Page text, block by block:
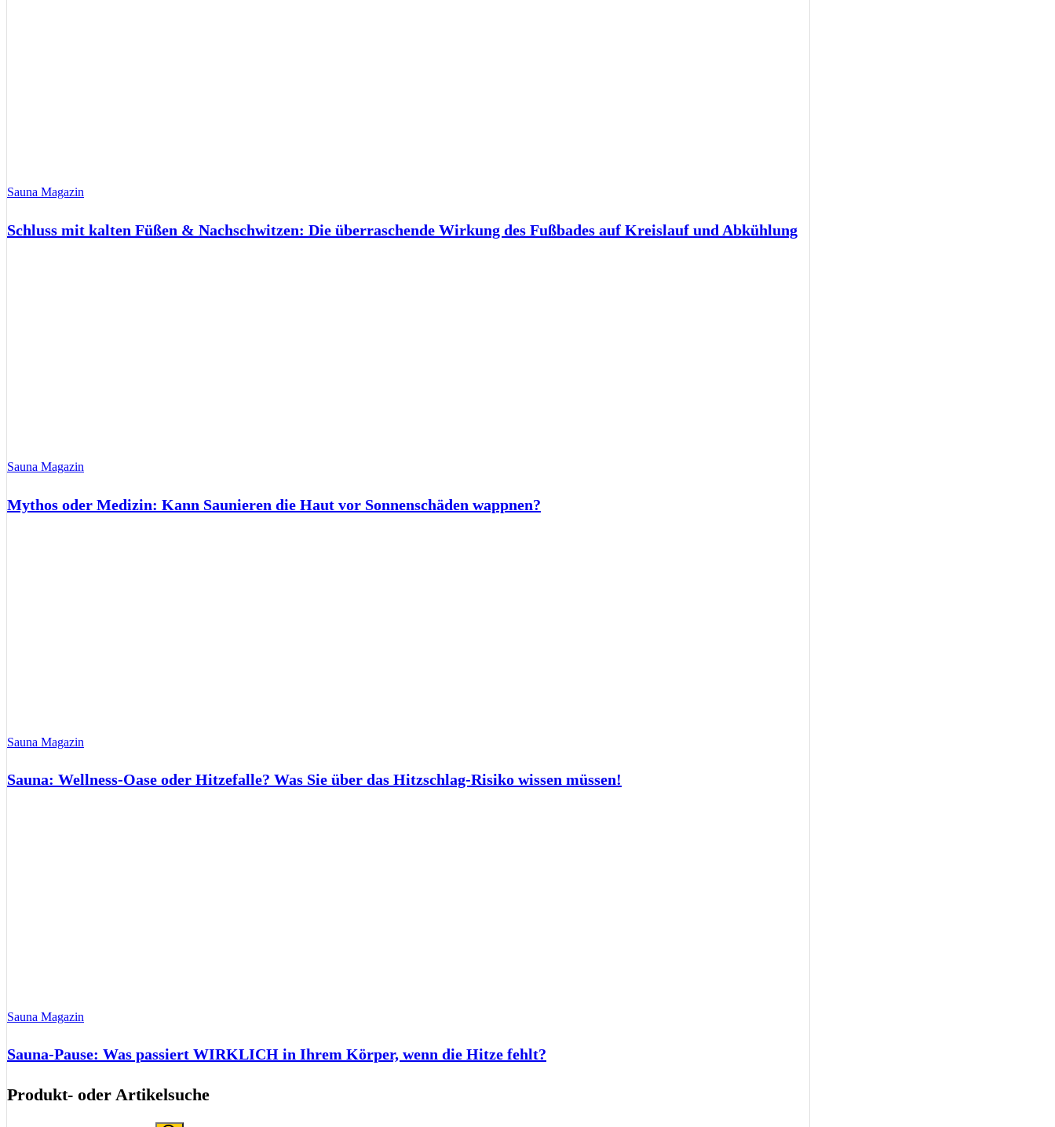
Sauna Magazin
Schluss mit kalten Füßen & Nachschwitzen: Die überraschende Wirkung des Fußbades auf Kreislauf und Abkühlung
Sauna Magazin
Mythos oder Medizin: Kann Saunieren die Haut vor Sonnenschäden wappnen?
Sauna Magazin
Sauna: Wellness-Oase oder Hitzefalle? Was Sie über das Hitzschlag-Risiko wissen müssen!
Sauna Magazin
Sauna-Pause: Was passiert WIRKLICH in Ihrem Körper, wenn die Hitze fehlt?
Produkt- oder Artikelsuche